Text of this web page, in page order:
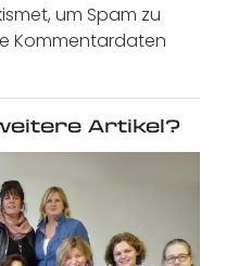
um Spam zu
Kommentardaten
Artikel?